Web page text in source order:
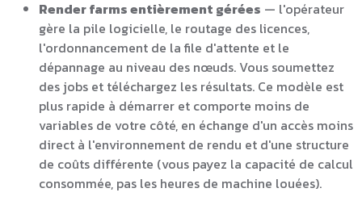
Render farms entièrement gérées — l'opérateur
gère la pile logicielle, le routage des licences,
l'ordonnancement de la file d'attente et le
dépannage au niveau des nœuds. Vous soumettez
des jobs et téléchargez les résultats. Ce modèle est
plus rapide à démarrer et comporte moins de
variables de votre côté, en échange d'un accès moins
direct à l'environnement de rendu et d'une structure
de coûts différente (vous payez la capacité de calcul
consommée, pas les heures de machine louées).